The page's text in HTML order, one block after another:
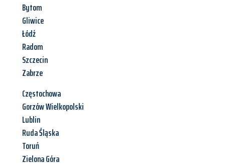
Bytom
Gliwice
Łódź
Radom
Szczecin
Zabrze
Częstochowa
Gorzów Wielkopolski
Lublin
Ruda Śląska
Toruń
Zielona Góra